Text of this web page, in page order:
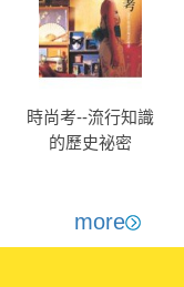
時尚考--流行知識
的歷史祕密
more